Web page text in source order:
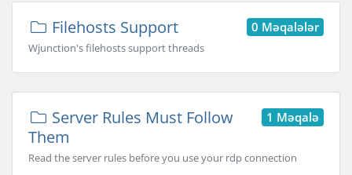
0 Məqalələr
Filehosts Support
Wjunction's filehosts support threads
1 Məqalə
Server Rules Must Follow
Them
Read the server rules before you use your rdp connection